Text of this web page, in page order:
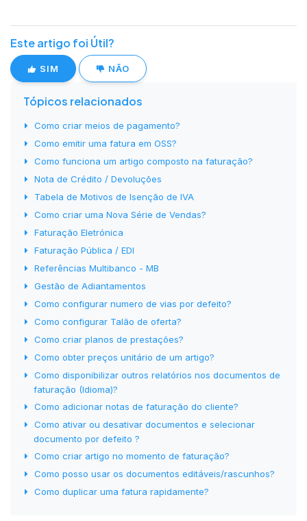
Tópicos relacionados
Como criar meios de pagamento?
Como emitir uma fatura em OSS?
Como funciona um artigo composto na faturação?
Nota de Crédito / Devoluções
Tabela de Motivos de Isenção de IVA
Como criar uma Nova Série de Vendas?
Faturação Eletrónica
Faturação Pública / EDI
Referências Multibanco - MB
Gestão de Adiantamentos
Como configurar numero de vias por defeito?
Como configurar Talão de oferta?
Como criar planos de prestações?
Como obter preços unitário de um artigo?
Como disponibilizar outros relatórios nos documentos de
faturação (Idioma)?
Como adicionar notas de faturação do cliente?
Como ativar ou desativar documentos e selecionar
documento por defeito ?
Como criar artigo no momento de faturação?
Como posso usar os documentos editáveis/rascunhos?
Como duplicar uma fatura rapidamente?
Este artigo foi Útil?
SIM NÃO